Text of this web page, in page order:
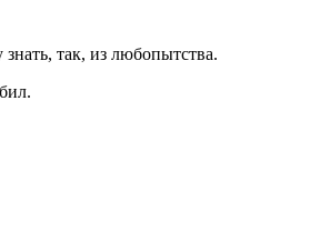
так, из любопытства.